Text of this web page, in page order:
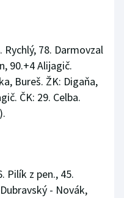
Rychlý, 78. Darmovzal
90.+4 Alijagič.
Bureš. ŽK: Digaňa,
ČK: 29. Celba.
Pilík z pen., 45.
- Novák,